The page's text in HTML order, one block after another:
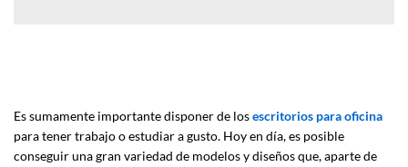
Es sumamente importante disponer de losescritorios para oficina
para tener trabajo o estudiar a gusto. Hoy en día, es posible
conseguir una gran variedad de modelos y diseños que, aparte de